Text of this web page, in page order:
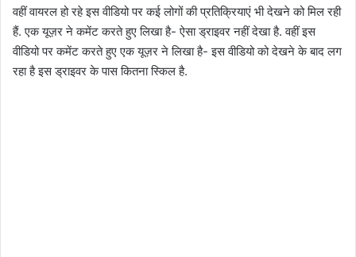
वहीं वायरल हो रहे इस वीडियो पर कई लोगों की प्रतिक्रियाएं भी देखने को मिल रही
हैं. एक यूज़र ने कमेंट करते हुए लिखा है- ऐसा ड्राइवर नहीं देखा है. वहीं इस
वीडियो पर कमेंट करते हुए एक यूज़र ने लिखा है- इस वीडियो को देखने के बाद लग
रहा है इस ड्राइवर के पास कितना स्किल है.